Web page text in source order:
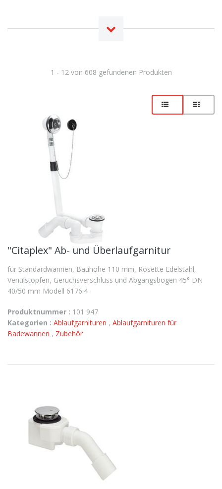
1 - 12 von 608 gefundenen Produkten
"Citaplex" Ab- und Überlaufgarnitur
für Standardwannen, Bauhöhe 110 mm, Rosette Edelstahl,
Ventilstopfen, Geruchsverschluss und Abgangsbogen 45° DN
40/50 mm Modell 6176.4
Produktnummer : 101 947
Kategorien : Ablaufgarnituren , Ablaufgarnituren für
Badewannen , Zubehör